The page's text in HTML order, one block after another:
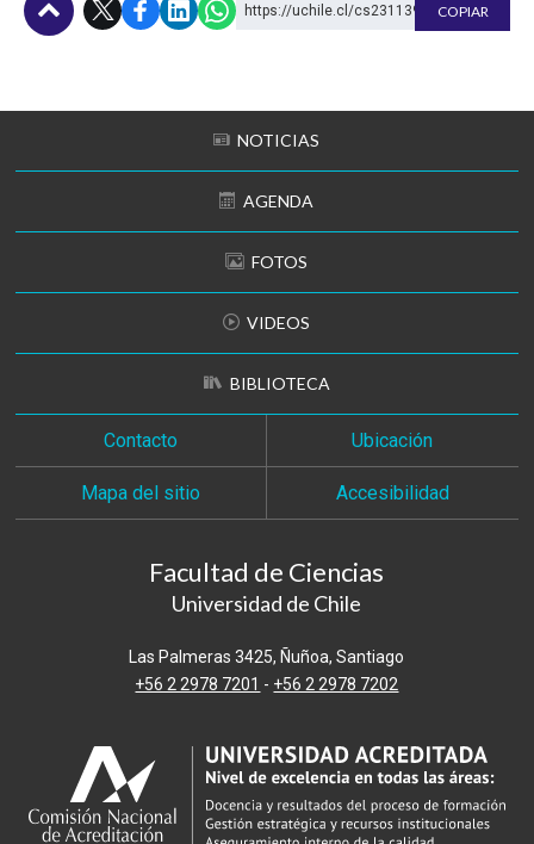
https://uchile.cl/cs231139 COPIAR
NOTICIAS
AGENDA
FOTOS
VIDEOS
BIBLIOTECA
Contacto Ubicación
Mapa del sitio Accesibilidad
Facultad de Ciencias
Universidad de Chile
Las Palmeras 3425, Ñuñoa, Santiago
+56 2 2978 7201 - +56 2 2978 7202